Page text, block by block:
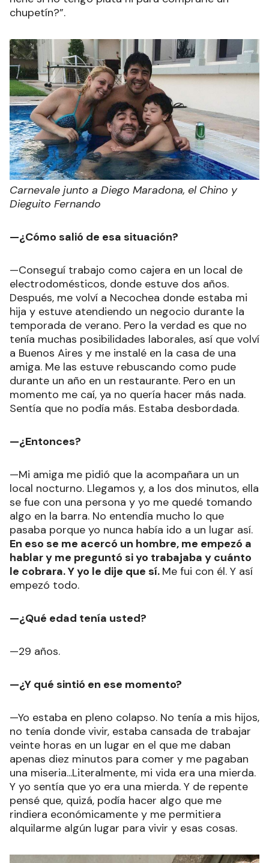
chupetín?”.
Carnevale junto a Diego Maradona, el Chino y
Dieguito Fernando
—¿Cómo salió de esa situación?
—Conseguí trabajo como cajera en un local de
electrodomésticos, donde estuve dos años.
Después, me volví a Necochea donde estaba mi
hija y estuve atendiendo un negocio durante la
temporada de verano. Pero la verdad es que no
tenía muchas posibilidades laborales, así que volví
a Buenos Aires y me instalé en la casa de una
amiga. Me las estuve rebuscando como pude
durante un año en un restaurante. Pero en un
momento me caí, ya no quería hacer más nada.
Sentía que no podía más. Estaba desbordada.
—¿Entonces?
—Mi amiga me pidió que la acompañara un un
local nocturno. Llegamos y, a los dos minutos, ella
se fue con una persona y yo me quedé tomando
algo en la barra. No entendía mucho lo que
pasaba porque yo nunca había ido a un lugar así.
En eso se me acercó un hombre, me empezó a
hablar y me preguntó si yo trabajaba y cuánto
le cobrara. Y yo le dije que sí. Me fui con él. Y así
empezó todo.
—¿Qué edad tenía usted?
—29 años.
—¿Y qué sintió en ese momento?
—Yo estaba en pleno colapso. No tenía a mis hijos,
no tenía donde vivir, estaba cansada de trabajar
veinte horas en un lugar en el que me daban
apenas diez minutos para comer y me pagaban
una miseria...Literalmente, mi vida era una mierda.
Y yo sentía que yo era una mierda. Y de repente
pensé que, quizá, podía hacer algo que me
rindiera económicamente y me permitiera
alquilarme algún lugar para vivir y esas cosas.